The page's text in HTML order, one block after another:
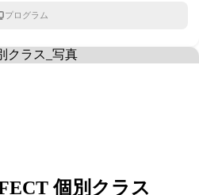
プログラム
個別クラス